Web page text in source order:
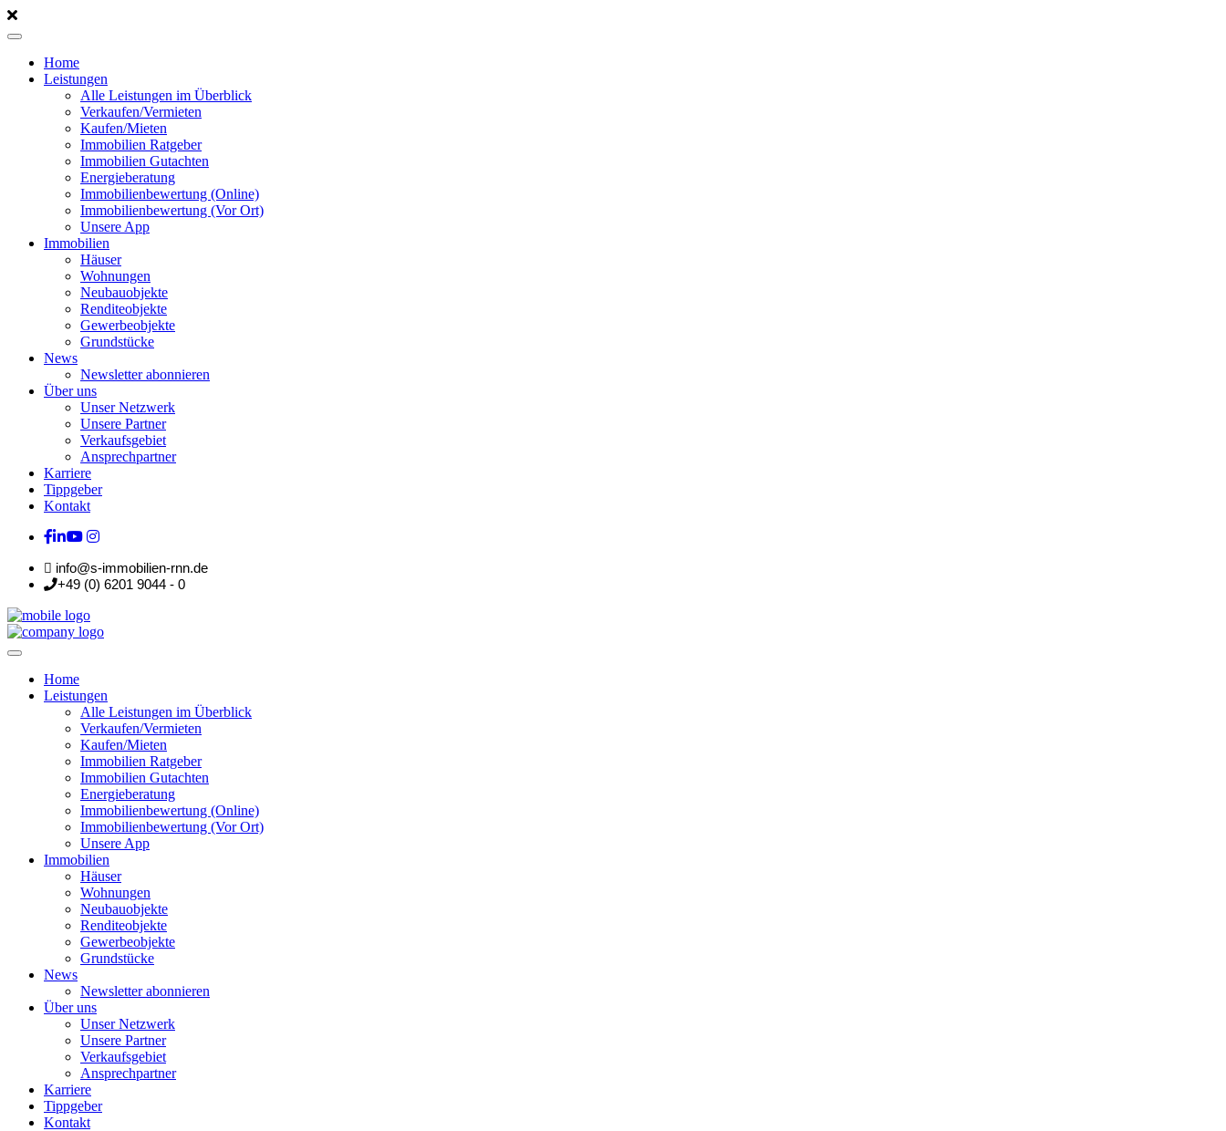
Home
Leistungen
Alle Leistungen im Überblick
Verkaufen/Vermieten
Kaufen/Mieten
Immobilien Ratgeber
Immobilien Gutachten
Energieberatung
Immobilienbewertung (Online)
Immobilienbewertung (Vor Ort)
Unsere App
Immobilien
Häuser
Wohnungen
Neubauobjekte
Renditeobjekte
Gewerbeobjekte
Grundstücke
News
Newsletter abonnieren
Über uns
Unser Netzwerk
Unsere Partner
Verkaufsgebiet
Ansprechpartner
Karriere
Tippgeber
Kontakt
info@s-immobilien-rnn.de
+49 (0) 6201 9044 - 0
Home
Leistungen
Alle Leistungen im Überblick
Verkaufen/Vermieten
Kaufen/Mieten
Immobilien Ratgeber
Immobilien Gutachten
Energieberatung
Immobilienbewertung (Online)
Immobilienbewertung (Vor Ort)
Unsere App
Immobilien
Häuser
Wohnungen
Neubauobjekte
Renditeobjekte
Gewerbeobjekte
Grundstücke
News
Newsletter abonnieren
Über uns
Unser Netzwerk
Unsere Partner
Verkaufsgebiet
Ansprechpartner
Karriere
Tippgeber
Kontakt